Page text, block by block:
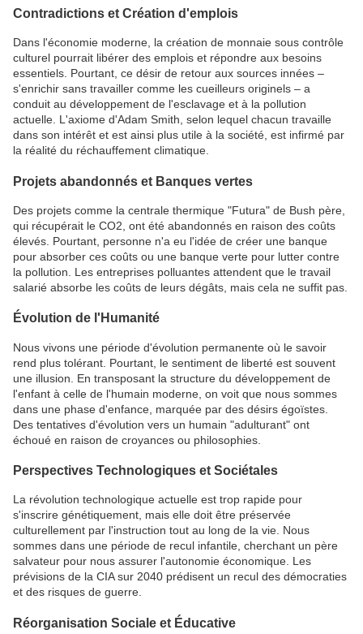
Contradictions et Création d'emplois
Dans l'économie moderne, la création de monnaie sous contrôle
culturel pourrait libérer des emplois et répondre aux besoins
essentiels. Pourtant, ce désir de retour aux sources innées –
s'enrichir sans travailler comme les cueilleurs originels – a
conduit au développement de l'esclavage et à la pollution
actuelle. L'axiome d'Adam Smith, selon lequel chacun travaille
dans son intérêt et est ainsi plus utile à la société, est infirmé par
la réalité du réchauffement climatique.
Projets abandonnés et Banques vertes
Des projets comme la centrale thermique "Futura" de Bush père,
qui récupérait le CO2, ont été abandonnés en raison des coûts
élevés. Pourtant, personne n'a eu l'idée de créer une banque
pour absorber ces coûts ou une banque verte pour lutter contre
la pollution. Les entreprises polluantes attendent que le travail
salarié absorbe les coûts de leurs dégâts, mais cela ne suffit pas.
Évolution de l'Humanité
Nous vivons une période d'évolution permanente où le savoir
rend plus tolérant. Pourtant, le sentiment de liberté est souvent
une illusion. En transposant la structure du développement de
l'enfant à celle de l'humain moderne, on voit que nous sommes
dans une phase d'enfance, marquée par des désirs égoïstes.
Des tentatives d'évolution vers un humain "adulturant" ont
échoué en raison de croyances ou philosophies.
Perspectives Technologiques et Sociétales
La révolution technologique actuelle est trop rapide pour
s'inscrire génétiquement, mais elle doit être préservée
culturellement par l'instruction tout au long de la vie. Nous
sommes dans une période de recul infantile, cherchant un père
salvateur pour nous assurer l'autonomie économique. Les
prévisions de la CIA sur 2040 prédisent un recul des démocraties
et des risques de guerre.
Réorganisation Sociale et Éducative